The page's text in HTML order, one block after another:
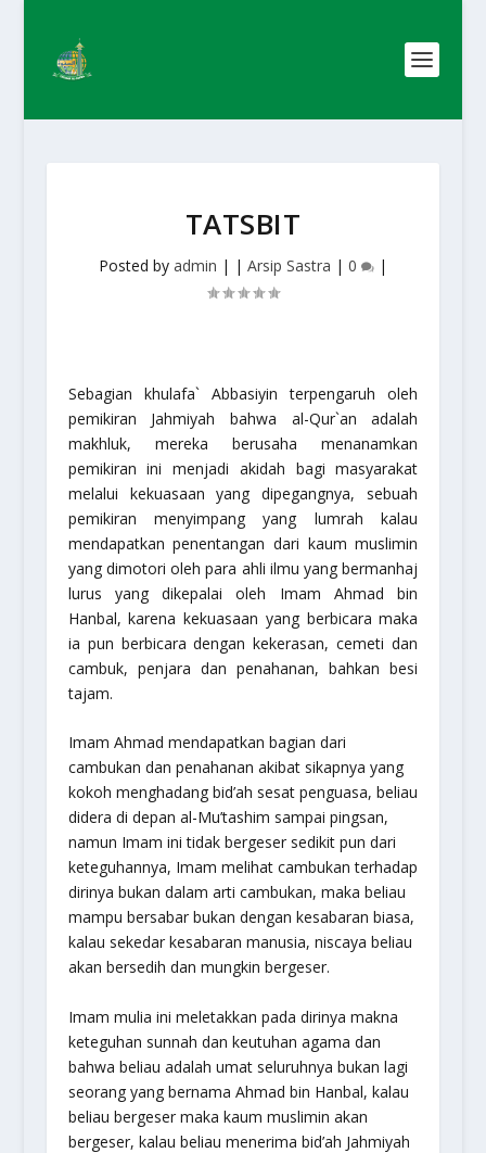
TATSBIT
Posted by admin | | Arsip Sastra | 0 |
Sebagian khulafa` Abbasiyin terpengaruh oleh
pemikiran Jahmiyah bahwa al-Qur`an adalah
makhluk, mereka berusaha menanamkan
pemikiran ini menjadi akidah bagi masyarakat
melalui kekuasaan yang dipegangnya, sebuah
pemikiran menyimpang yang lumrah kalau
mendapatkan penentangan dari kaum muslimin
yang dimotori oleh para ahli ilmu yang bermanhaj
lurus yang dikepalai oleh Imam Ahmad bin
Hanbal, karena kekuasaan yang berbicara maka
ia pun berbicara dengan kekerasan, cemeti dan
cambuk, penjara dan penahanan, bahkan besi
tajam.
Imam Ahmad mendapatkan bagian dari
cambukan dan penahanan akibat sikapnya yang
kokoh menghadang bid’ah sesat penguasa, beliau
didera di depan al-Mu’tashim sampai pingsan,
namun Imam ini tidak bergeser sedikit pun dari
keteguhannya, Imam melihat cambukan terhadap
dirinya bukan dalam arti cambukan, maka beliau
mampu bersabar bukan dengan kesabaran biasa,
kalau sekedar kesabaran manusia, niscaya beliau
akan bersedih dan mungkin bergeser.
Imam mulia ini meletakkan pada dirinya makna
keteguhan sunnah dan keutuhan agama dan
bahwa beliau adalah umat seluruhnya bukan lagi
seorang yang bernama Ahmad bin Hanbal, kalau
beliau bergeser maka kaum muslimin akan
bergeser, kalau beliau menerima bid’ah Jahmiyah